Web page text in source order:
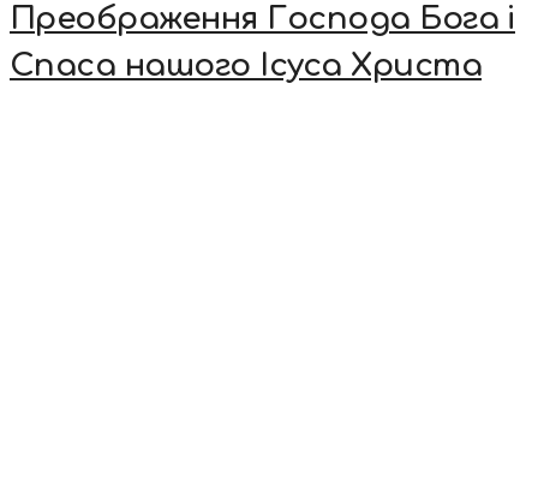
Преображення Господа Бога і
Спаса нашого Ісуса Христа